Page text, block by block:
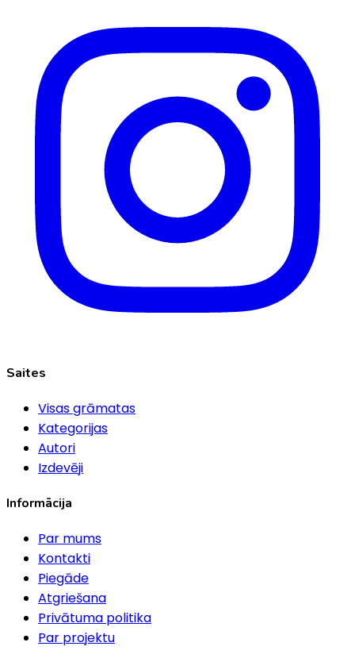
Saites
Visas grāmatas
Kategorijas
Autori
Izdevēji
Informācija
Par mums
Kontakti
Piegāde
Atgriešana
Privātuma politika
Par projektu